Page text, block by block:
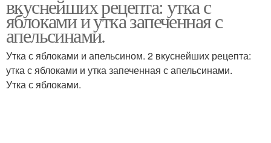
вкуснейших рецепта: утка с
яблоками и утка запеченная с
апельсинами.
Утка с яблоками и апельсином. 2 вкуснейших рецепта:
утка с яблоками и утка запеченная с апельсинами.
Утка с яблоками.